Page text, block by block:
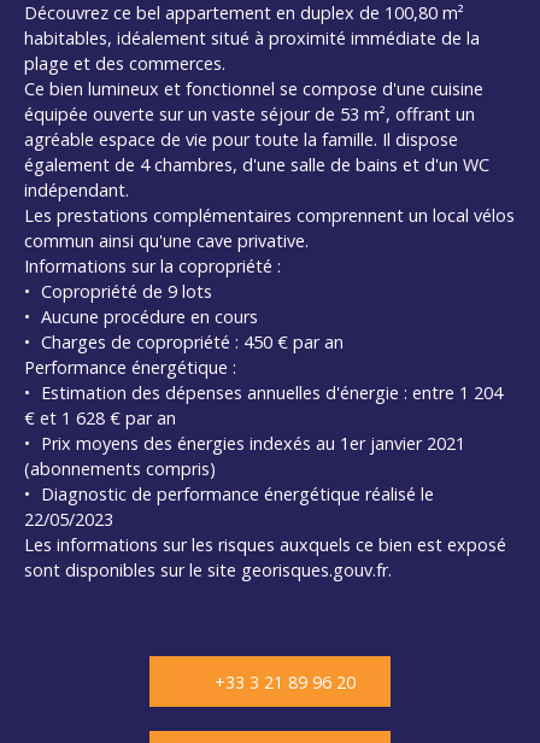
Découvrez ce bel appartement en duplex de 100,80 m²
habitables, idéalement situé à proximité immédiate de la
plage et des commerces.
Ce bien lumineux et fonctionnel se compose d'une cuisine
équipée ouverte sur un vaste séjour de 53 m², offrant un
agréable espace de vie pour toute la famille. Il dispose
également de 4 chambres, d'une salle de bains et d'un WC
indépendant.
Les prestations complémentaires comprennent un local vélos
commun ainsi qu'une cave privative.
Informations sur la copropriété :
Copropriété de 9 lots
Aucune procédure en cours
Charges de copropriété : 450 € par an
Performance énergétique :
Estimation des dépenses annuelles d'énergie : entre 1 204
€ et 1 628 € par an
Prix moyens des énergies indexés au 1er janvier 2021
(abonnements compris)
Diagnostic de performance énergétique réalisé le
22/05/2023
Les informations sur les risques auxquels ce bien est exposé
sont disponibles sur le site georisques.gouv.fr.
+33 3 21 89 96 20